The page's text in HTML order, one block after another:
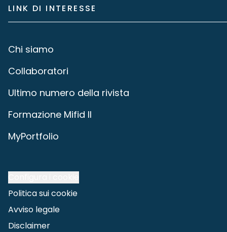
LINK DI INTERESSE
Chi siamo
Collaboratori
Ultimo numero della rivista
Formazione Mifid II
MyPortfolio
Politica sui cookie
Avviso legale
Disclaimer